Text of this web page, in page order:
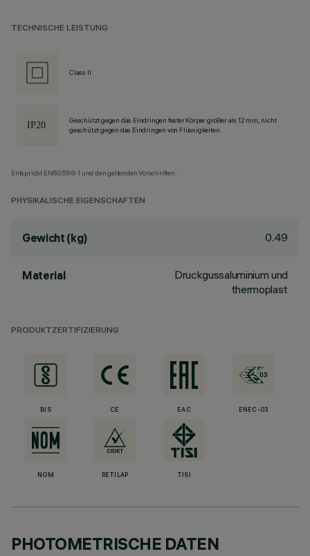
TECHNISCHE LEISTUNG
Class II
Geschützt gegen das Eindringen fester Körper größer als 12 mm, nicht
geschützt gegen das Eindringen von Flüssigkeiten.
Entspricht EN60598-1 und den geltenden Vorschriften.
PHYSIKALISCHE EIGENSCHAFTEN
Gewicht (kg) 0.49
Material
Druckgussaluminium und
thermoplast
PRODUKTZERTIFIZIERUNG
BIS CE EAC ENEC-03
NOM RETILAP TISI
PHOTOMETRISCHE DATEN